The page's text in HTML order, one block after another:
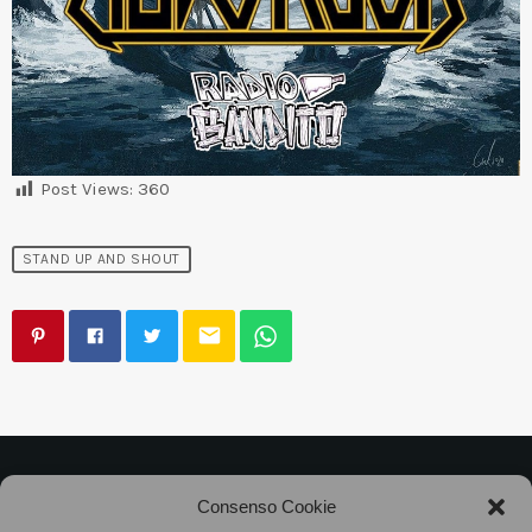
Consenso Cookie
Post Views: 360
STAND UP AND SHOUT
email
Associazione Bandito • CF 97882400019 •